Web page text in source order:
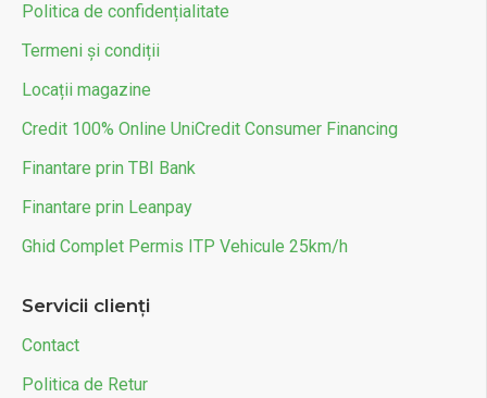
Politica de confidențialitate
Termeni și condiții
Locații magazine
Credit 100% Online UniCredit Consumer Financing
Finantare prin TBI Bank
Finantare prin Leanpay
Ghid Complet Permis ITP Vehicule 25km/h
Servicii clienți
Contact
Politica de Retur